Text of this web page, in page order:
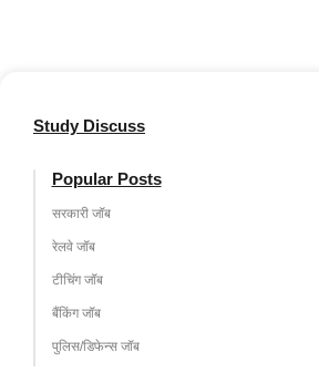
Study Discuss
Popular Posts
सरकारी जॉब
रेलवे जॉब
टीचिंग जॉब
बैंकिंग जॉब
पुलिस/डिफेन्स जॉब